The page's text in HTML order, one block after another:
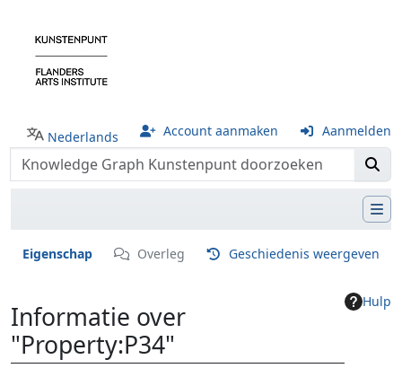
Nederlands Account aanmaken Aanmelden
Eigenschap Overleg Geschiedenis weergeven
Hulp
Informatie over
"Property:P34"